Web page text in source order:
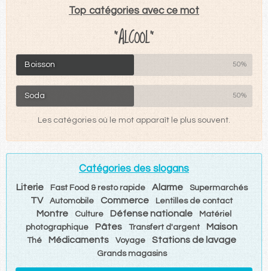
Top catégories avec ce mot
"ALCOOL"
Boisson 50%
Soda 50%
Les catégories où le mot apparaît le plus souvent.
Catégories des slogans
Literie Fast Food & resto rapide Alarme Supermarchés
TV Automobile Commerce Lentilles de contact
Montre Culture Défense nationale
Matériel
photographique
Pâtes Transfert d'argent Maison
Thé Médicaments Voyage Stations de lavage
Grands magasins